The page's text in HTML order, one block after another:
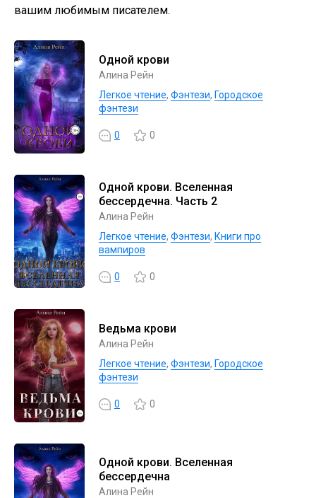
вашим любимым писателем.
Одной крови
Алина Рейн
Легкое чтение, Фэнтези, Городское
фэнтези
0 0
Одной крови. Вселенная
бессердечна. Часть 2
Алина Рейн
Легкое чтение, Фэнтези, Книги про
вампиров
0 0
Ведьма крови
Алина Рейн
Легкое чтение, Фэнтези, Городское
фэнтези
0 0
Одной крови. Вселенная
бессердечна
Алина Рейн